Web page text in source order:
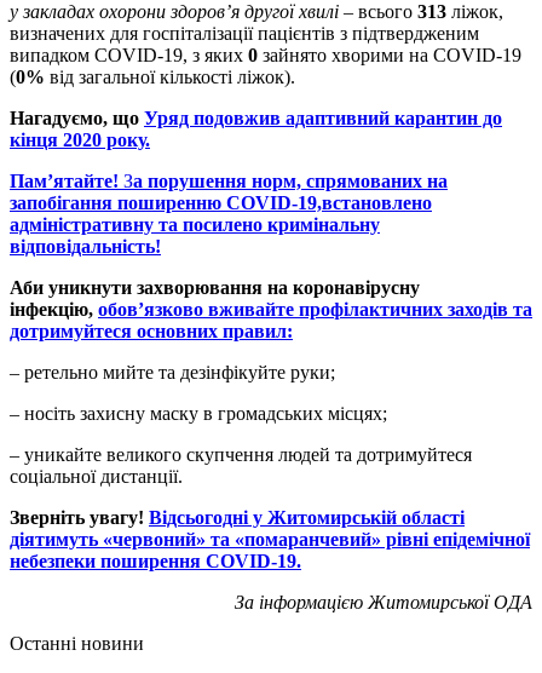
у закладах охорони здоров’я другої хвилі – всього 313 ліжок,
визначених для госпіталізації пацієнтів з підтвердженим
випадком COVID-19, з яких 0 зайнято хворими на COVID-19
(0% від загальної кількості ліжок).
Нагадуємо, що Уряд подовжив адаптивний карантин до
кінця 2020 року.
Пам’ятайте! За порушення норм, спрямованих на
запобігання поширенню COVID-19,встановлено
адміністративну та посилено кримінальну
відповідальність!
Аби уникнути захворювання на коронавірусну
інфекцію, обов’язково вживайте профілактичних заходів та
дотримуйтеся основних правил:
– ретельно мийте та дезінфікуйте руки;
– носіть захисну маску в громадських місцях;
– уникайте великого скупчення людей та дотримуйтеся
соціальної дистанції.
Зверніть увагу! Відсьогодні у Житомирській області
діятимуть «червоний» та «помаранчевий» рівні епідемічної
небезпеки поширення COVID-19.
За інформацією Житомирської ОДА
Останні новини